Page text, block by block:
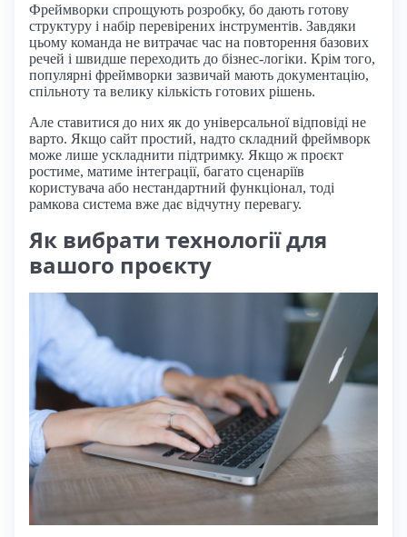
Фреймворки спрощують розробку, бо дають готову
структуру і набір перевірених інструментів. Завдяки
цьому команда не витрачає час на повторення базових
речей і швидше переходить до бізнес-логіки. Крім того,
популярні фреймворки зазвичай мають документацію,
спільноту та велику кількість готових рішень.
Але ставитися до них як до універсальної відповіді не
варто. Якщо сайт простий, надто складний фреймворк
може лише ускладнити підтримку. Якщо ж проєкт
ростиме, матиме інтеграції, багато сценаріїв
користувача або нестандартний функціонал, тоді
рамкова система вже дає відчутну перевагу.
Як вибрати технології для
вашого проєкту